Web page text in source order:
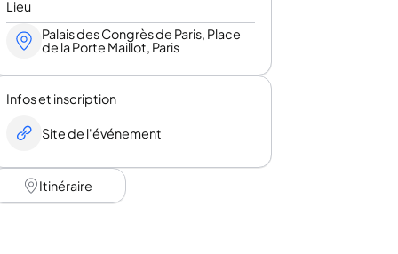
Lieu
Palais des Congrès de Paris, Place
de la Porte Maillot, Paris
Infos et inscription
Site de l'événement
Itinéraire